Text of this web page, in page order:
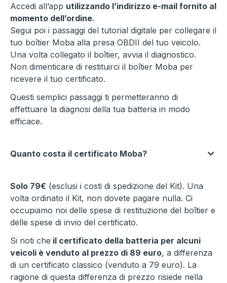
Accedi all’app utilizzando l’indirizzo e-mail fornito al
momento dell’ordine.
Segui poi i passaggi del tutorial digitale per collegare il
tuo boîtier Moba alla presa OBDII del tuo veicolo.
Una volta collegato il boîtier, avvia il diagnostico.
Non dimenticare di restituirci il boîtier Moba per
ricevere il tuo certificato.
Questi semplici passaggi ti permetteranno di
effettuare la diagnosi della tua batteria in modo
efficace.
Quanto costa il certificato Moba?
Solo 79€ (esclusi i costi di spedizione del Kit). Una
volta ordinato il Kit, non dovete pagare nulla. Ci
occupiamo noi delle spese di restituzione del boîtier e
delle spese di invio del certificato.
Si noti che il certificato della batteria per alcuni
veicoli è venduto al prezzo di 89 euro, a differenza
di un certificato classico (venduto a 79 euro). La
ragione di questa differenza di prezzo risiede nella